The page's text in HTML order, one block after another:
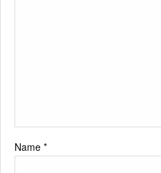
Name *